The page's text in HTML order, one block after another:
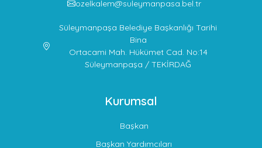
ozelkalem@suleymanpasa.bel.tr
Süleymanpaşa Belediye Başkanlığı Tarihi
Bina
Ortacami Mah. Hükümet Cad. No:14
Süleymanpaşa / TEKİRDAĞ
Kurumsal
Başkan
Başkan Yardımcıları